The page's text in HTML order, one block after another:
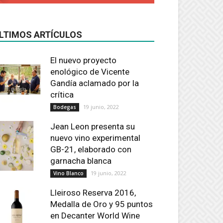
ARTÍCULOS
El nuevo proyecto
enológico de Vicente
Gandía aclamado por la
crítica
Bodegas 19 junio, 2022
Jean Leon presenta su
nuevo vino experimental
GB-21, elaborado con
garnacha blanca
Vino Blanco 19 junio, 2022
Lleiroso Reserva 2016,
Medalla de Oro y 95 puntos
en Decanter World Wine